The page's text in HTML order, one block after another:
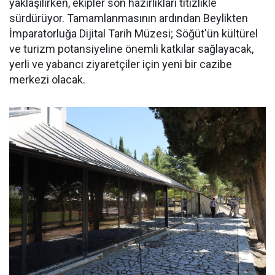
yaklaşılırken, ekipler son hazırlıkları titizlikle
sürdürüyor. Tamamlanmasının ardından Beylikten
İmparatorluğa Dijital Tarih Müzesi; Söğüt'ün kültürel
ve turizm potansiyeline önemli katkılar sağlayacak,
yerli ve yabancı ziyaretçiler için yeni bir cazibe
merkezi olacak.